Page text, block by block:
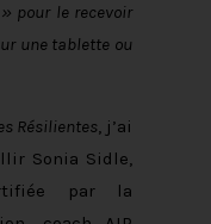
pour le recevoir
une tablette ou
Résilientes, j’ai
Sonia Sidle,
par la